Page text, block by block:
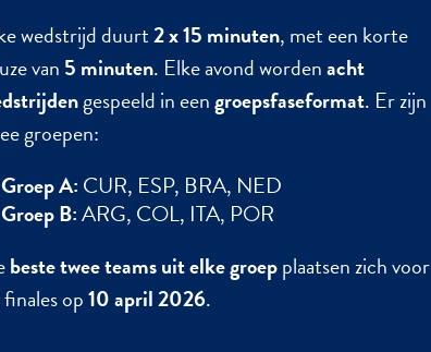
wedstrijd duurt2 x 15 minuten, met een korte
van 5 minuten. Elke avond wordenacht
gespeeld in eengroepsfaseformat. Er zijn
groepen:
Groep A: CUR, ESP, BRA, NED
Groep B:ARG, COL, ITA, POR
beste twee teams uit elke groepplaatsen zich voor
finales op10 april 2026.